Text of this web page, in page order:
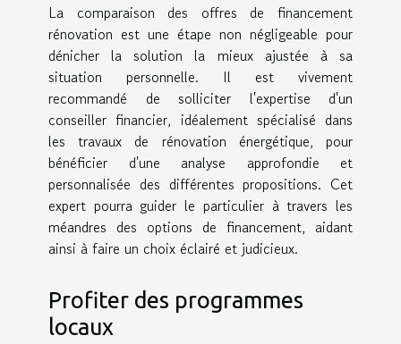
La comparaison des offres de financement
rénovation est une étape non négligeable pour
dénicher la solution la mieux ajustée à sa
situation personnelle. Il est vivement
recommandé de solliciter l'expertise d'un
conseiller financier, idéalement spécialisé dans
les travaux de rénovation énergétique, pour
bénéficier d'une analyse approfondie et
personnalisée des différentes propositions. Cet
expert pourra guider le particulier à travers les
méandres des options de financement, aidant
ainsi à faire un choix éclairé et judicieux.
Profiter des programmes
locaux